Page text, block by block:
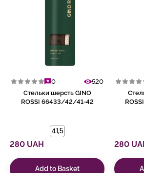
0
520
Стельки шерсть GINO
ROSSI 66433/42/41-42
41,5
280 UAH
Add to Basket
280